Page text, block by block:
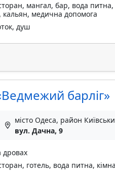
мангал, бар, вода питна,
кальян, медична допомога
душ
барліг»
місто Одеса, район
вул. Дачна, 9
дровах
готель, вода питна,